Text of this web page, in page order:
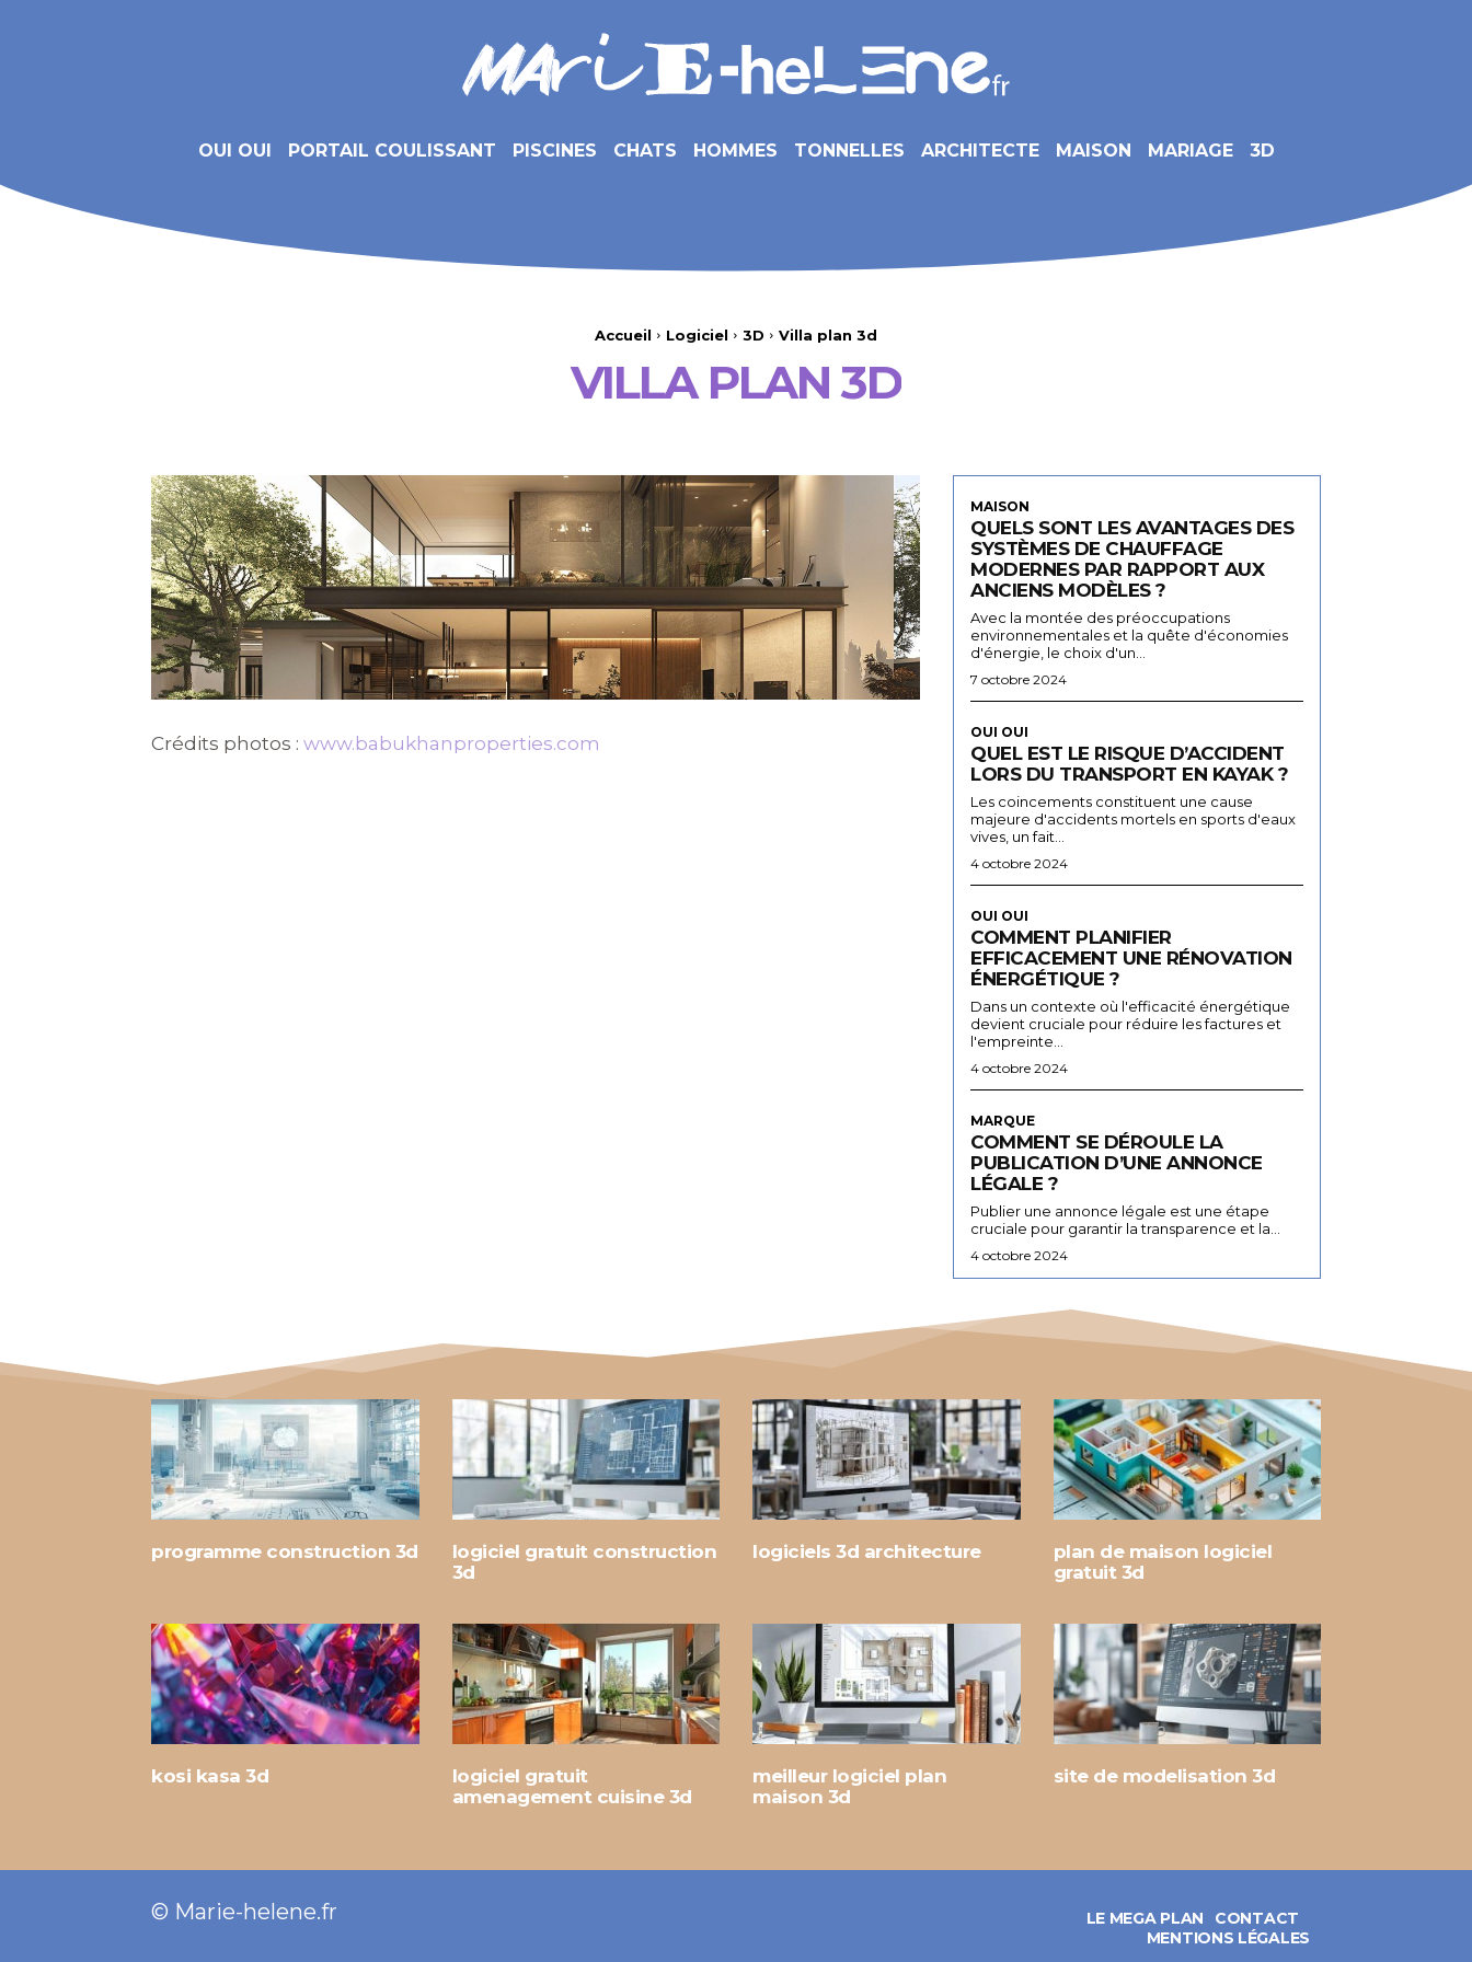
OUI OUI PORTAIL COULISSANT PISCINES CHATS HOMMES TONNELLES ARCHITECTE MAISON MARIAGE 3D
Accueil Logiciel 3D Villa plan 3d
VILLA PLAN 3D
Crédits photos : www.babukhanproperties.com
MAISON
QUELS SONT LES AVANTAGES DES
SYSTÈMES DE CHAUFFAGE
MODERNES PAR RAPPORT AUX
ANCIENS MODÈLES ?
Avec la montée des préoccupations
environnementales et la quête d'économies
d'énergie, le choix d'un...
7 octobre 2024
OUI OUI
QUEL EST LE RISQUE D’ACCIDENT
LORS DU TRANSPORT EN KAYAK ?
Les coincements constituent une cause
majeure d'accidents mortels en sports d'eaux
vives, un fait...
4 octobre 2024
OUI OUI
COMMENT PLANIFIER
EFFICACEMENT UNE RÉNOVATION
ÉNERGÉTIQUE ?
Dans un contexte où l'efficacité énergétique
devient cruciale pour réduire les factures et
l'empreinte...
4 octobre 2024
MARQUE
COMMENT SE DÉROULE LA
PUBLICATION D’UNE ANNONCE
LÉGALE ?
Publier une annonce légale est une étape
cruciale pour garantir la transparence et la...
4 octobre 2024
programme construction 3d
logiciel gratuit construction
3d
logiciels 3d architecture
plan de maison logiciel
gratuit 3d
kosi kasa 3d
logiciel gratuit
amenagement cuisine 3d
meilleur logiciel plan
maison 3d
site de modelisation 3d
© Marie-helene.fr LE MEGA PLAN
CONTACT
MENTIONS LÉGALES